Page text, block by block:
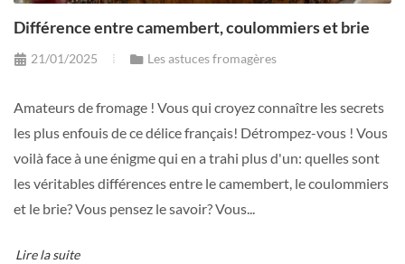
Différence entre camembert, coulommiers et brie
21/01/2025 Les astuces fromagères
Amateurs de fromage ! Vous qui croyez connaître les secrets
les plus enfouis de ce délice français! Détrompez-vous ! Vous
voilà face à une énigme qui en a trahi plus d'un: quelles sont
les véritables différences entre le camembert, le coulommiers
et le brie? Vous pensez le savoir? Vous...
Lire la suite